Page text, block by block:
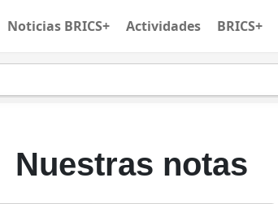
Noticias BRICS+ Actividades BRICS+
Nuestras notas